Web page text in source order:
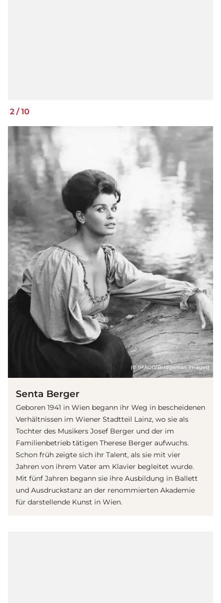
2 /10
(© IMAGO/Bridgeman Images)
Senta Berger
Geboren 1941 in Wien begann ihr Weg in bescheidenen
Verhältnissen im Wiener Stadtteil Lainz, wo sie als
Tochter des Musikers Josef Berger und der im
Familienbetrieb tätigen Therese Berger aufwuchs.
Schon früh zeigte sich ihr Talent, als sie mit vier
Jahren von ihrem Vater am Klavier begleitet wurde.
Mit fünf Jahren begann sie ihre Ausbildung in Ballett
und Ausdruckstanz an der renommierten Akademie
für darstellende Kunst in Wien.